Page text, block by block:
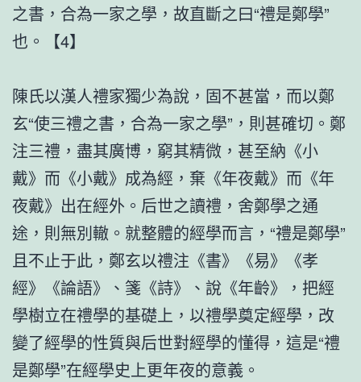
之書，合為一家之學，故直斷之曰“禮是鄭學”
也。【4】
陳氏以漢人禮家獨少為說，固不甚當，而以鄭
玄“使三禮之書，合為一家之學”，則甚確切。鄭
注三禮，盡其廣博，窮其精微，甚至納《小
戴》而《小戴》成為經，棄《年夜戴》而《年
夜戴》出在經外。后世之讀禮，舍鄭學之通
途，則無別轍。就整體的經學而言，“禮是鄭學”
且不止于此，鄭玄以禮注《書》《易》《孝
經》《論語》、箋《詩》、說《年齡》，把經
學樹立在禮學的基礎上，以禮學奠定經學，改
變了經學的性質與后世對經學的懂得，這是“禮
是鄭學”在經學史上更年夜的意義。